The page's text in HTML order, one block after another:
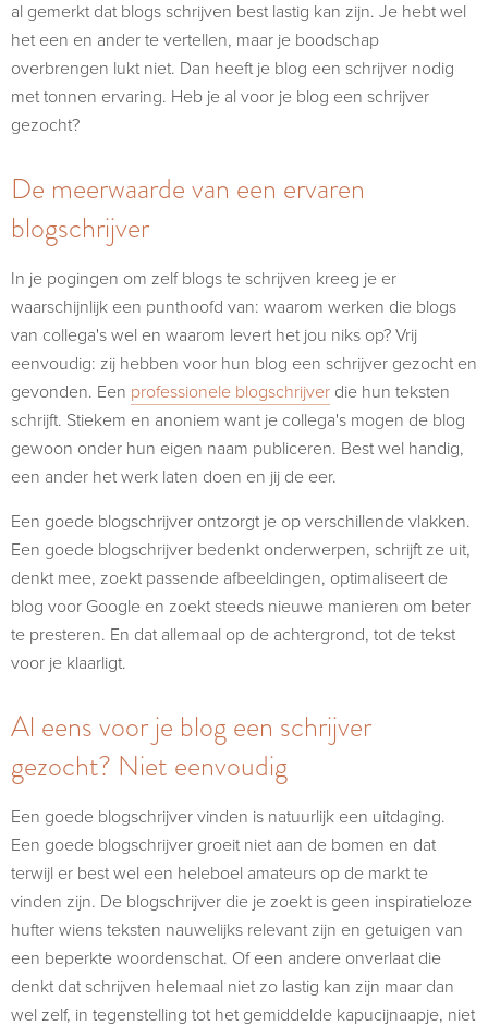
al gemerkt dat blogs schrijven best lastig kan zijn. Je hebt wel
het een en ander te vertellen, maar je boodschap
overbrengen lukt niet. Dan heeft je blog een schrijver nodig
met tonnen ervaring. Heb je al voor je blog een schrijver
gezocht?
De meerwaarde van een ervaren
blogschrijver
In je pogingen om zelf blogs te schrijven kreeg je er
waarschijnlijk een punthoofd van: waarom werken die blogs
van collega's wel en waarom levert het jou niks op? Vrij
eenvoudig: zij hebben voor hun blog een schrijver gezocht en
gevonden. Een professionele blogschrijver die hun teksten
schrijft. Stiekem en anoniem want je collega's mogen de blog
gewoon onder hun eigen naam publiceren. Best wel handig,
een ander het werk laten doen en jij de eer.
Een goede blogschrijver ontzorgt je op verschillende vlakken.
Een goede blogschrijver bedenkt onderwerpen, schrijft ze uit,
denkt mee, zoekt passende afbeeldingen, optimaliseert de
blog voor Google en zoekt steeds nieuwe manieren om beter
te presteren. En dat allemaal op de achtergrond, tot de tekst
voor je klaarligt.
Al eens voor je blog een schrijver
gezocht? Niet eenvoudig
Een goede blogschrijver vinden is natuurlijk een uitdaging.
Een goede blogschrijver groeit niet aan de bomen en dat
terwijl er best wel een heleboel amateurs op de markt te
vinden zijn. De blogschrijver die je zoekt is geen inspiratieloze
hufter wiens teksten nauwelijks relevant zijn en getuigen van
een beperkte woordenschat. Of een andere onverlaat die
denkt dat schrijven helemaal niet zo lastig kan zijn maar dan
wel zelf, in tegenstelling tot het gemiddelde kapucijnaapje, niet